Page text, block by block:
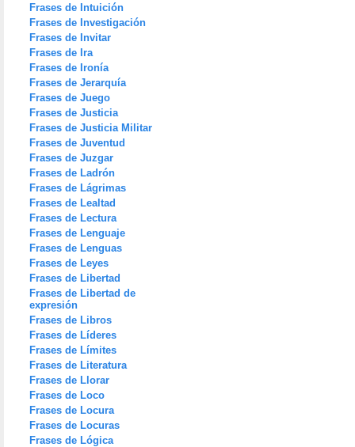
Frases de Intuición
Frases de Investigación
Frases de Invitar
Frases de Ira
Frases de Ironía
Frases de Jerarquía
Frases de Juego
Frases de Justicia
Frases de Justicia Militar
Frases de Juventud
Frases de Juzgar
Frases de Ladrón
Frases de Lágrimas
Frases de Lealtad
Frases de Lectura
Frases de Lenguaje
Frases de Lenguas
Frases de Leyes
Frases de Libertad
Frases de Libertad de
expresión
Frases de Libros
Frases de Líderes
Frases de Límites
Frases de Literatura
Frases de Llorar
Frases de Loco
Frases de Locura
Frases de Locuras
Frases de Lógica